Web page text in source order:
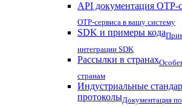
API документация OTP-
OTP-сервиса в вашу систему
SDK и примеры кода
интеграции SDK
Рассылки в странах
странам
Индустриальные
протоколыДокументация